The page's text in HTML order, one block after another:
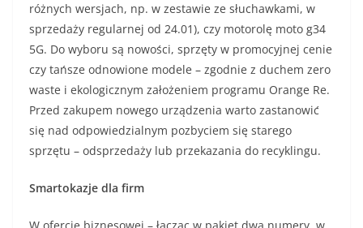
różnych wersjach, np. w zestawie ze słuchawkami, w
sprzedaży regularnej od 24.01), czy motorolę moto g34
5G. Do wyboru są nowości, sprzęty w promocyjnej cenie
czy tańsze odnowione modele – zgodnie z duchem zero
waste i ekologicznym założeniem programu Orange Re.
Przed zakupem nowego urządzenia warto zastanowić
się nad odpowiedzialnym pozbyciem się starego
sprzętu – odsprzedaży lub przekazania do recyklingu.
Smartokazje dla firm